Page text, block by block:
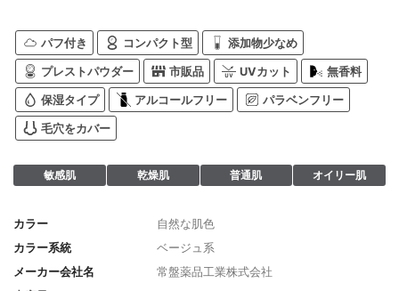
パフ付き コンパクト型 添加物少なめ
プレストパウダー 市販品 UVカット 無香料
保湿タイプ アルコールフリー パラベンフリー
毛穴をカバー
敏感肌 乾燥肌 普通肌 オイリー肌
カラー
自然な肌色
カラー系統
ベージュ系
メーカー会社名
常盤薬品工業株式会社